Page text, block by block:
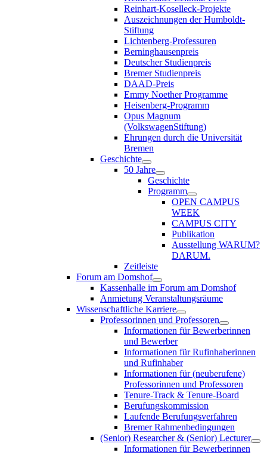
Reinhart-Koselleck-Projekte
Auszeichnungen der Humboldt-
Stiftung
Lichtenberg-Professuren
Berninghausenpreis
Deutscher Studienpreis
Bremer Studienpreis
DAAD-Preis
Emmy Noether Programme
Heisenberg-Programm
Opus Magnum
(VolkswagenStiftung)
Ehrungen durch die Universität
Bremen
Geschichte
50 Jahre
Geschichte
Programm
OPEN CAMPUS
WEEK
CAMPUS CITY
Publikation
Ausstellung WARUM?
DARUM.
Zeitleiste
Forum am Domshof
Kassenhalle im Forum am Domshof
Anmietung Veranstaltungsräume
Wissenschaftliche Karriere
Professorinnen und Professoren
Informationen für Bewerberinnen
und Bewerber
Informationen für Rufinhaberinnen
und Rufinhaber
Informationen für (neuberufene)
Professorinnen und Professoren
Tenure-Track & Tenure-Board
Berufungskommission
Laufende Berufungsverfahren
Bremer Rahmenbedingungen
(Senior) Researcher & (Senior) Lecturer
Informationen für Bewerberinnen